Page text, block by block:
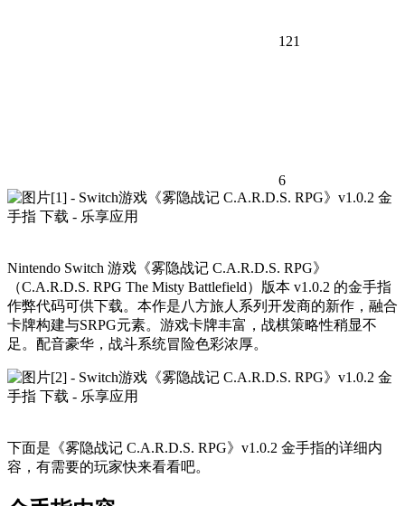
121
6
Nintendo Switch 游戏《雾隐战记 C.A.R.D.S. RPG》
（C.A.R.D.S. RPG The Misty Battlefield）版本 v1.0.2 的金手指
作弊代码可供下载。本作是八方旅人系列开发商的新作，融合
卡牌构建与SRPG元素。游戏卡牌丰富，战棋策略性稍显不
足。配音豪华，战斗系统冒险色彩浓厚。
下面是《雾隐战记 C.A.R.D.S. RPG》v1.0.2 金手指的详细内
容，有需要的玩家快来看看吧。